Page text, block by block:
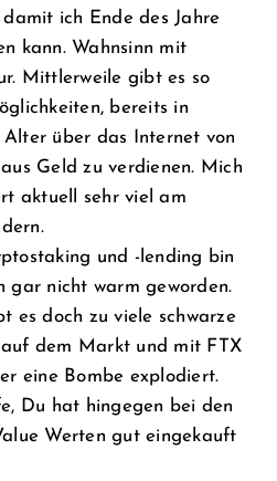
ich Ende des Jahre
kann. Wahnsinn mit
Mittlerweile gibt es so
bereits in
Alter über das Internet von
Geld zu verdienen. Mich
aktuell sehr viel am
und -lending bin
gar nicht warm geworden.
es doch zu viele schwarze
dem Markt und mit FTX
eine Bombe explodiert.
Du hat hingegen bei den
Werten gut eingekauft